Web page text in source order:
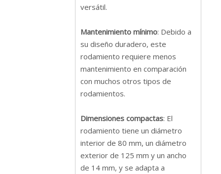
versátil.
Mantenimiento mínimo: Debido a
su diseño duradero, este
rodamiento requiere menos
mantenimiento en comparación
con muchos otros tipos de
rodamientos.
Dimensiones compactas: El
rodamiento tiene un diámetro
interior de 80 mm, un diámetro
exterior de 125 mm y un ancho
de 14 mm, y se adapta a